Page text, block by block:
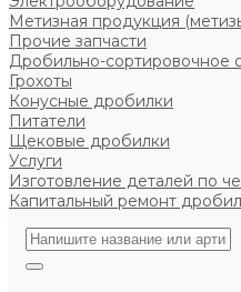
Метизная продукция
Прочие запчасти
Дробильно-сортировочное
Грохоты
Конусные дробилки
Питатели
Щековые дробилки
Услуги
Изготовление деталей по
Капитальный ремонт